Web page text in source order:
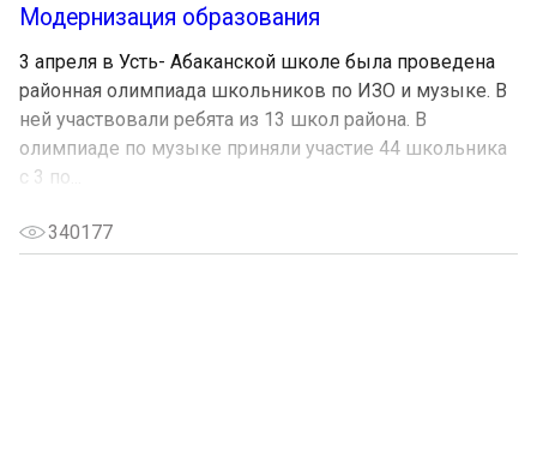
Модернизация образования
3 апреля в Усть- Абаканской школе была проведена
районная олимпиада школьников по ИЗО и музыке. В
ней участвовали ребята из 13 школ района. В
олимпиаде по музыке приняли участие 44 школьника
с 3 по...
340177